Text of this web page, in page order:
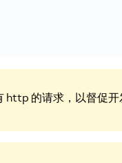
http 的请求，以督促